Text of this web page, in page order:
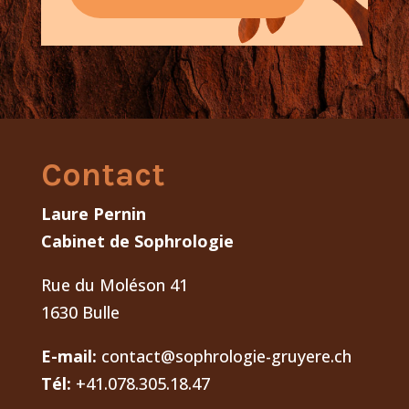
Contact
Laure Pernin
Cabinet de Sophrologie
Rue du Moléson 41
1630 Bulle
E-mail: contact@sophrologie-gruyere.ch
Tél: +41.078.305.18.47